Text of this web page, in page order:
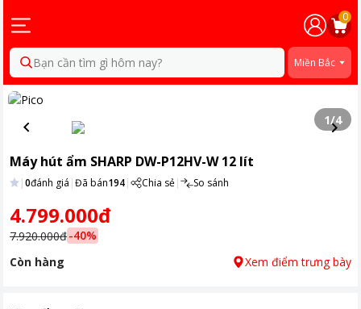
0
Bạn cần tìm gì hôm nay? Miền Bắc
1/4
Máy hút ẩm SHARP DW-P12HV-W 12 lít
|0đánh giá |Đã bán194| Chia sẻ| So sánh
4.799.000đ
7.920.000đ-40%
Còn hàng
Xem điểm trưng bày